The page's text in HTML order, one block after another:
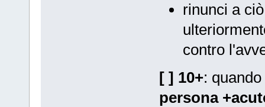
rinunci a
contro
[ ] 10+:
persona